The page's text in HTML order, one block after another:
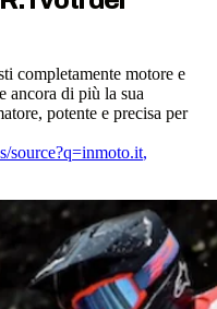
completamente motore e
ancora di più la sua
potente e precisa per
source?q=inmoto.it,